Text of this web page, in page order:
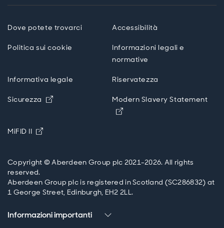
Dove potete trovarci Accessibilità
Politica sui cookie
Informazioni legali e
normative
Informativa legale Riservatezza
Sicurezza Opens in new windowModern Slavery Statement
Opens in new window
MiFID II Opens in new window
Copyright © Aberdeen Group plc 2021-2026. All rights
reserved.
Aberdeen Group plc is registered in Scotland (SC286832) at
1 George Street, Edinburgh, EH2 2LL.
Informazioni importanti